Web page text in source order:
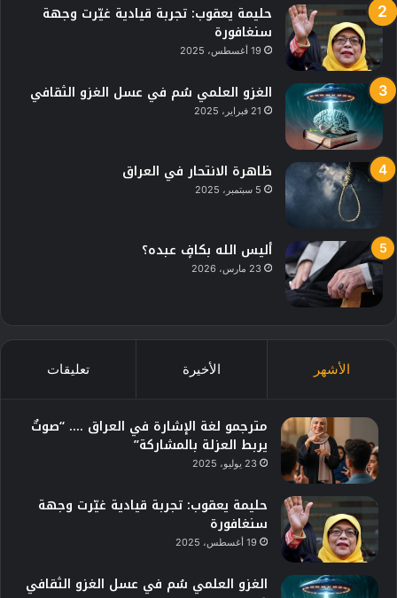
حليمة يعقوب: تجربة قيادية غيّرت وجهة
سنغافورة
19 أغسطس، 2025
الغزو العلمي سُم في عسل الغزو الثقافي
21 فبراير، 2025
ظاهرة الانتحار في العراق
5 سبتمبر، 2025
أليس الله بكافٍ عبده؟
23 مارس، 2026
الأشهر الأخيرة تعليقات
مترجمو لغة الإشارة في العراق …. “صوتٌ
يربط العزلة بالمشاركة”
23 يوليو، 2025
حليمة يعقوب: تجربة قيادية غيّرت وجهة
سنغافورة
19 أغسطس، 2025
الغزو العلمي سُم في عسل الغزو الثقافي